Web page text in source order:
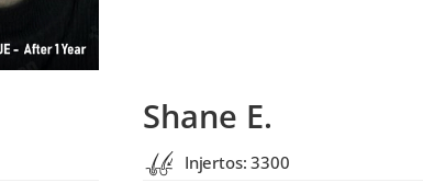
Shane E.
Injertos: 3300